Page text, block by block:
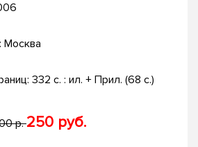
Москва
332 с. : ил. + Прил. (68 с.)
р.250 руб.